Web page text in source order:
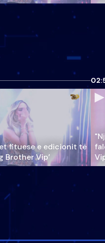
fituese e edicionit të
Brother Vip’